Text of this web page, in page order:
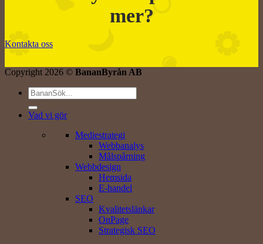
mer?
Kontakta oss
Copyright 2026 © BananByrån AB
Vad vi gör
Mediestrategi
Webbanalys
Målspårning
Webbdesign
Hemsida
E-handel
SEO
Kvalitetslänkar
OnPage
Strategisk SEO